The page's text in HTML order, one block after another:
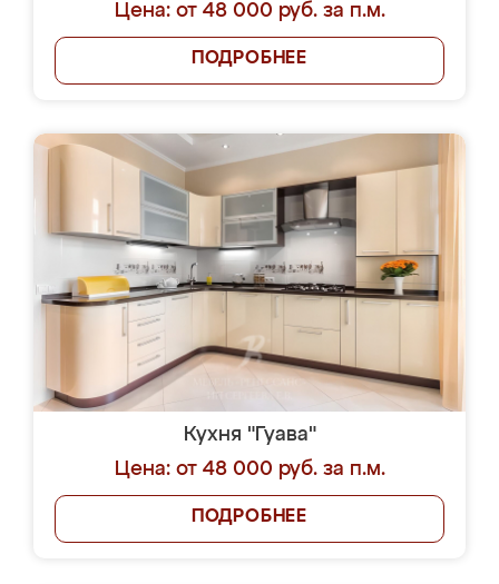
Цена: от 48 000 руб. за п.м.
ПОДРОБНЕЕ
Кухня "Гуава"
Цена: от 48 000 руб. за п.м.
ПОДРОБНЕЕ